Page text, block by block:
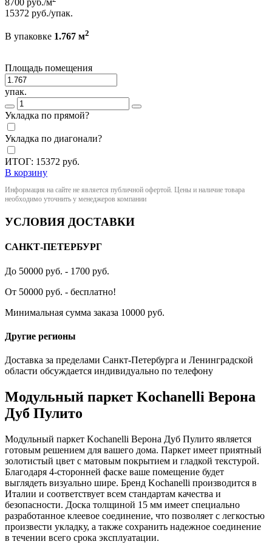
8700 руб./м
15372 руб./упак.
В упаковке 1.767 м2
Площадь помещения
упак.
Укладка по прямой?
Укладка по диагонали?
ИТОГ: 15372 руб.
В корзину
Информация на сайте не является публичной офертой. Цены и наличие товара
необходимо уточнить у менеджеров компании
УСЛОВИЯ ДОСТАВКИ
САНКТ-ПЕТЕРБУРГ
До 50000 руб. - 1700 руб.
От 50000 руб. - бесплатно!
Минимальная сумма заказа 10000 руб.
Другие регионы
Доставка за пределами Санкт-Петербурга и Ленинградской
области обсуждается индивидуально по телефону
Модульный паркет Kochanelli Верона
Дуб Пулито
Модульный паркет Kochanelli Верона Дуб Пулито является
готовым решением для вашего дома. Паркет имеет приятный
золотистый цвет с матовым покрытием и гладкой текстурой.
Благодаря 4-сторонней фаске ваше помещение будет
выглядеть визуально шире. Бренд Kochanelli производится в
Италии и соответствует всем стандартам качества и
безопасности. Доска толщиной 15 мм имеет специально
разработанное клеевое соединение, что позволяет с легкостью
произвести укладку, а также сохранить надежное соединение
в течении всего срока эксплуатации.